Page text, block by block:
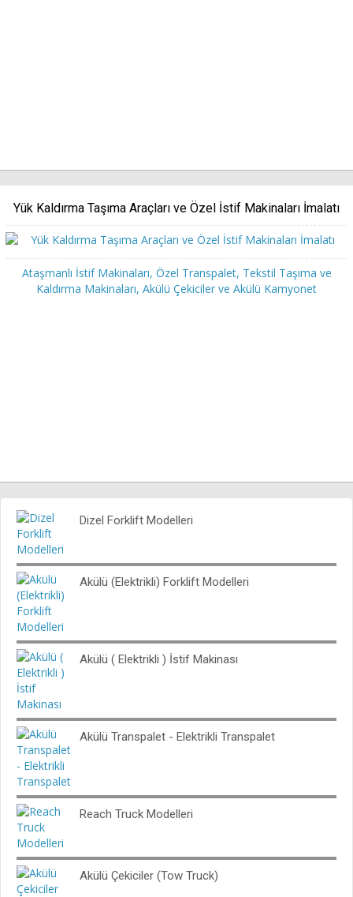
Yük Kaldırma Taşıma Araçları ve Özel İstif Makinaları İmalatı
Ataşmanlı İstif Makinaları, Özel Transpalet, Tekstil Taşıma ve
Kaldırma Makinaları, Akülü Çekiciler ve Akülü Kamyonet
Dizel Forklift Modelleri
Akülü (Elektrikli) Forklift Modelleri
Akülü ( Elektrikli ) İstif Makinası
Akülü Transpalet - Elektrikli Transpalet
Reach Truck Modelleri
Akülü Çekiciler (Tow Truck)